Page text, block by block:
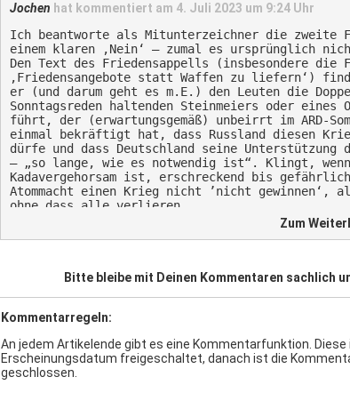
Die BRD war und ist kein neutraler Staat. Kein
Grundgesetz schon garnicht – läßt einen solchen
Und überhaupt, wenn der dissidente Teil der
Geld zuviel hat, kann sie es ja der Genossin
sympathisch und hat auch manchmal Sinn für
Schöne Grüße
Jochen hat kommentiert am 4. Juli 2023 um 9:24 Uhr
Ich beantworte als Mitunterzeichner die zweite
einem klaren ‚Nein‘ – zumal es ursprünglich
Den Text des Friedensappells (insbesondere die
‚Friedensangebote statt Waffen zu liefern‘)
er (und darum geht es m.E.) den Leuten die
Sonntagsreden haltenden Steinmeiers oder eines
führt, der (erwartungsgemäß) unbeirrt im ARD-
einmal bekräftigt hat, dass Russland diesen
dürfe und dass Deutschland seine
‒ „so lange, wie es notwendig ist“. Klingt,
Kadavergehorsam ist, erschreckend bis
Atommacht einen Krieg nicht ’nicht gewinnen‘,
ohne dass alle verlieren.
Es gibt auch wirklich Wichtigeres als einen
Lokalblatt, welches sowieso weiter an Bedeutung
Zum Beispiel dies hier:
souveraenitaet-durch-die-who/
Verträge der ‚Bürgerinitiative Gemeinwohllobby‘)
Zum
Bitte bleibe mit Deinen Kommentaren sachlich
Kommentarregeln:
An jedem Artikelende gibt es eine Kommentarfunktion.
Erscheinungsdatum freigeschaltet, danach ist die
geschlossen.